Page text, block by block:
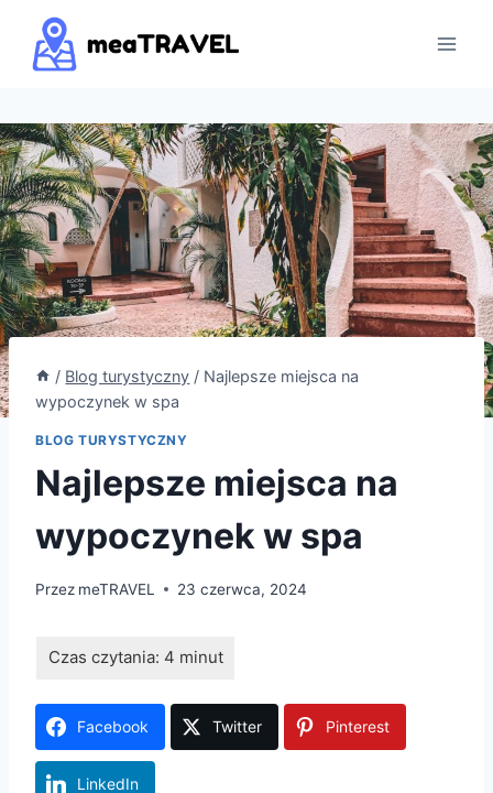
Przejdź
treści
/ Blog turystyczny / Najlepsze miejsca na
wypoczynek w spa
BLOG TURYSTYCZNY
Najlepsze miejsca na
wypoczynek w spa
Przez meTRAVEL 23 czerwca, 2024
Facebook Twitter Pinterest
LinkedIn